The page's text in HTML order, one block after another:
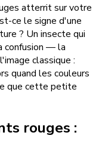
atterrit sur votre
ce le signe d'une
? Un insecte qui
confusion — la
classique :
quand les couleurs
que cette petite
rouges :